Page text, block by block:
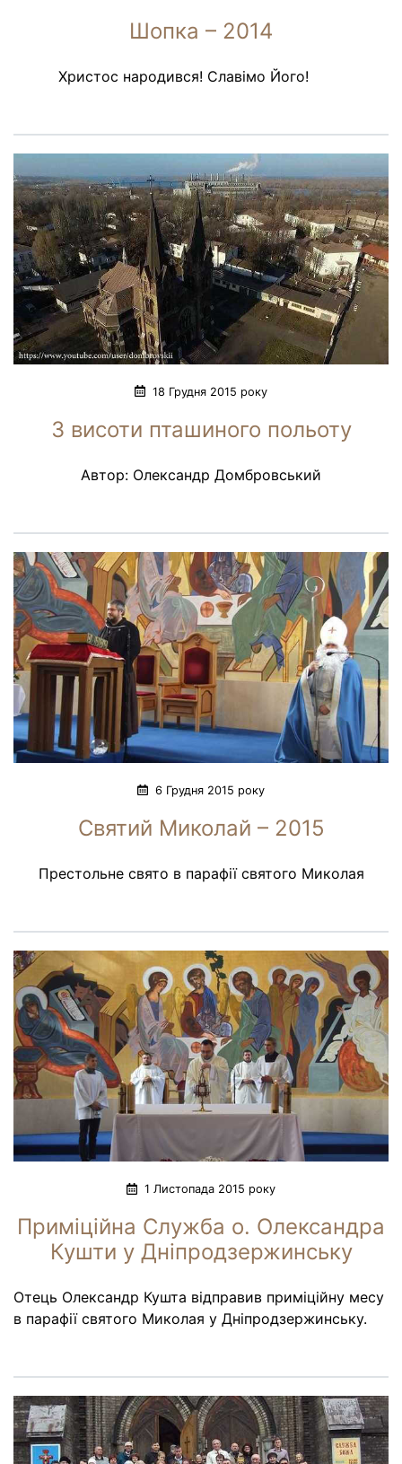
Шопка – 2014
Христос народився! Славімо Його!
18 Грудня 2015 року
З висоти пташиного польоту
Автор: Олександр Домбровський
6 Грудня 2015 року
Святий Миколай – 2015
Престольне свято в парафії святого Миколая
1 Листопада 2015 року
Приміційна Служба о. Олександра
Кушти у Дніпродзержинську
Отець Олександр Кушта відправив приміційну месу
в парафії святого Миколая у Дніпродзержинську.